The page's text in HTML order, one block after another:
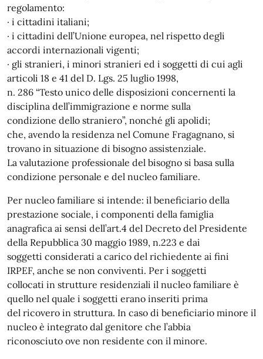
regolamento:
· i cittadini italiani;
· i cittadini dell’Unione europea, nel rispetto degli
accordi internazionali vigenti;
· gli stranieri, i minori stranieri ed i soggetti di cui agli
articoli 18 e 41 del D. Lgs. 25 luglio 1998,
n. 286 “Testo unico delle disposizioni concernenti la
disciplina dell’immigrazione e norme sulla
condizione dello straniero”, nonché gli apolidi;
che, avendo la residenza nel Comune Fragagnano, si
trovano in situazione di bisogno assistenziale.
La valutazione professionale del bisogno si basa sulla
condizione personale e del nucleo familiare.
Per nucleo familiare si intende: il beneficiario della
prestazione sociale, i componenti della famiglia
anagrafica ai sensi dell’art.4 del Decreto del Presidente
della Repubblica 30 maggio 1989, n.223 e dai
soggetti considerati a carico del richiedente ai fini
IRPEF, anche se non conviventi. Per i soggetti
collocati in strutture residenziali il nucleo familiare è
quello nel quale i soggetti erano inseriti prima
del ricovero in struttura. In caso di beneficiario minore il
nucleo è integrato dal genitore che l’abbia
riconosciuto ove non residente con il minore.